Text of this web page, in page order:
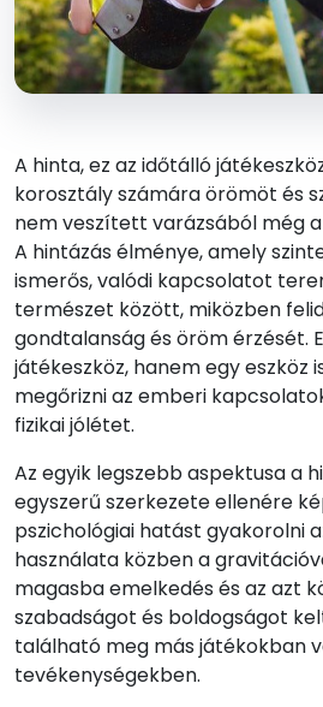
A hinta, ez az időtálló
korosztály számára örömöt és
nem veszített varázsából még
A hintázás élménye, amely
ismerős, valódi kapcsolatot
természet között, miközben
gondtalanság és öröm érzését.
játékeszköz, hanem egy eszköz
megőrizni az emberi
fizikai jólétet.
Az egyik legszebb aspektusa a
egyszerű szerkezete ellenére
pszichológiai hatást gyakorolni
használata közben a
magasba emelkedés és az azt
szabadságot és boldogságot
található meg más játékokban
tevékenységekben.